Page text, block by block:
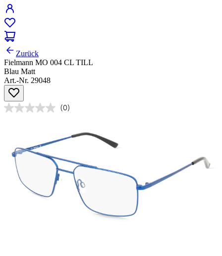
Zurück
Fielmann MO 004 CL TILL
Blau Matt
Art.-Nr. 29048
(0)